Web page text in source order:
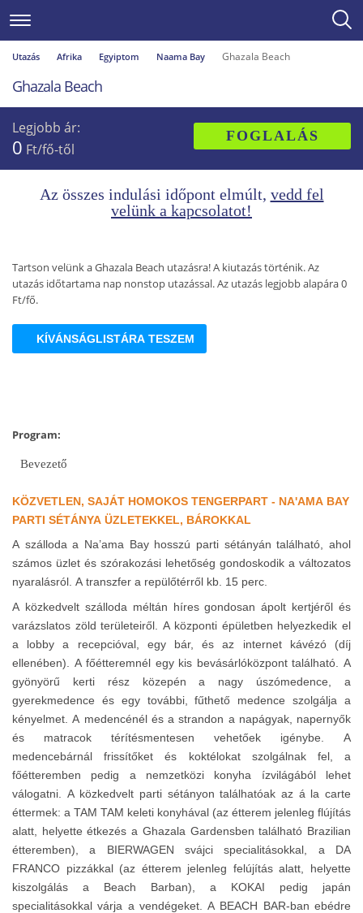
Utazás Afrika Egyiptom Naama Bay Ghazala Beach
Ghazala Beach
Legjobb ár:
0 Ft/fő-től
FOGLALÁS
Az összes indulási időpont elmúlt, vedd fel
velünk a kapcsolatot!
Tartson velünk a Ghazala Beach utazásra! A kiutazás történik. Az
utazás időtartama nap nonstop utazással. Az utazás legjobb alapára 0
Ft/fő.
KÍVÁNSÁGLISTÁRA TESZEM
Program:
Bevezető
KÖZVETLEN, SAJÁT HOMOKOS TENGERPART - NA'AMA BAY
PARTI SÉTÁNYA ÜZLETEKKEL, BÁROKKAL
A szálloda a Na’ama Bay hosszú parti sétányán található, ahol
számos üzlet és szórakozási lehetőség gondoskodik a változatos
nyaralásról. A transzfer a repülőtérről kb. 15 perc.
A közkedvelt szálloda méltán híres gondosan ápolt kertjéről és
varázslatos zöld területeiről. A központi épületben helyezkedik el
a lobby a recepcióval, egy bár, és az internet kávézó (díj
ellenében). A főétteremnél egy kis bevásárlóközpont található. A
gyönyörű kerti rész közepén a nagy úszómedence, a
gyerekmedence és egy további, fűthető medence szolgálja a
kényelmet. A medencénél és a strandon a napágyak, napernyők
és matracok térítésmentesen vehetőek igénybe. A
medencebárnál frissítőket és koktélokat szolgálnak fel, a
főétteremben pedig a nemzetközi konyha ízvilágából lehet
válogatni. A közkedvelt parti sétányon találhatóak az á la carte
éttermek: a TAM TAM keleti konyhával (az étterem jelenleg flújítás
alatt, helyette étkezés a Ghazala Gardensben található Brazilian
étteremben), a BIERWAGEN svájci specialitásokkal, a DA
FRANCO pizzákkal (az étterem jelenleg felújítás alatt, helyette
kiszolgálás a Beach Barban), a KOKAI pedig japán
specialitásokkal várja a vendégeket. A BEACH BAR-ban ebédre